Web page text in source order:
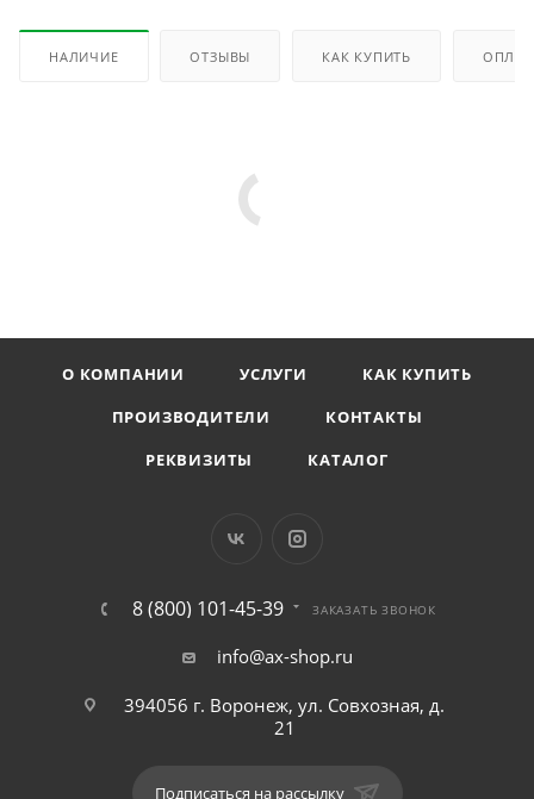
НАЛИЧИЕ ОТЗЫВЫ КАК КУПИТЬ
О КОМПАНИИ УСЛУГИ
КАК КУПИТЬ
ПРОИЗВОДИТЕЛИ
КОНТАКТЫ
РЕКВИЗИТЫ
КАТАЛОГ
8 (800) 101-45-39 ЗАКАЗАТЬ ЗВОНОК
info@ax-shop.ru
394056 г. Воронеж, ул. Совхозная, д.
21
Подписаться на рассылку